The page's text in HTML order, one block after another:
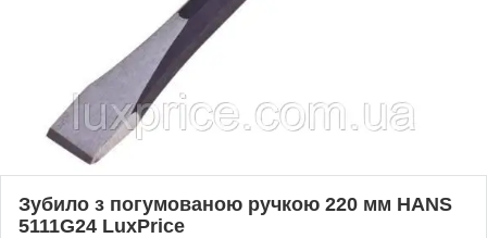
Зубило з погумованою ручкою 220 мм HANS
5111G24 LuxPrice